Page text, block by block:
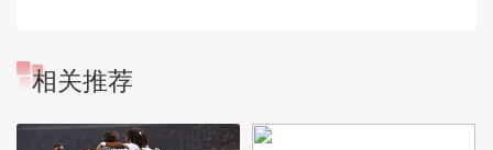
相关推荐